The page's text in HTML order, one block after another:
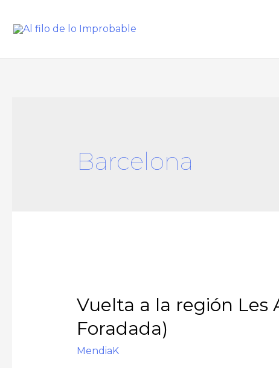
Barcelona
Vuelta a la región Les
Foradada)
MendiaK